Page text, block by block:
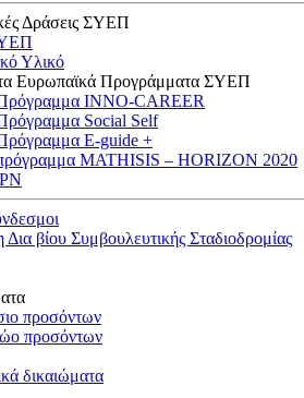
Δράσεις ΣΥΕΠ
Υλικό
Ευρωπαϊκά Προγράμματα ΣΥΕΠ
INNO-CAREER
Social Self
E-guide +
MATHISIS – HORIZON 2020
βίου Συμβουλευτικής Σταδιοδρομίας
προσόντων
προσόντων
δικαιώματα